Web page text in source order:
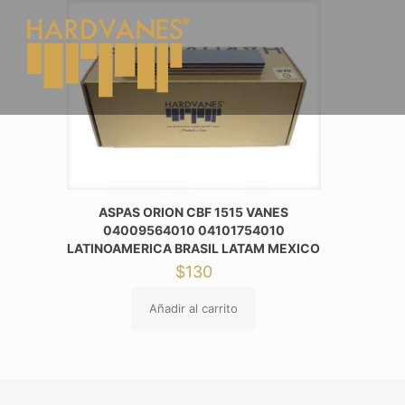
ASPAS ORION CBF 1515 VANES
04009564010 04101754010
LATINOAMERICA BRASIL LATAM MEXICO
$130
Añadir al carrito